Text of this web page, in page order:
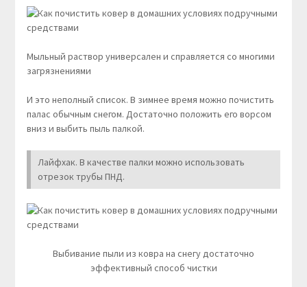
Мыльный раствор универсален и справляется со многими
загрязнениями
И это неполный список. В зимнее время можно почистить
палас обычным снегом. Достаточно положить его ворсом
вниз и выбить пыль палкой.
Лайфхак. В качестве палки можно использовать
отрезок трубы ПНД.
Выбивание пыли из ковра на снегу достаточно
эффективный способ чистки